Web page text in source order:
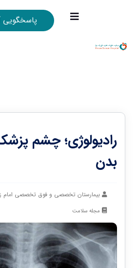
پاسخگویی
رادیولوژی؛ چشم
بدن
بیمارستان تخصصی و فوق تخصصی امام
مجله سلامت